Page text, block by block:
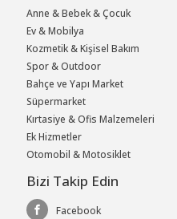
Anne & Bebek & Çocuk
Ev & Mobilya
Kozmetik & Kişisel Bakım
Spor & Outdoor
Bahçe ve Yapı Market
Süpermarket
Kırtasiye & Ofis Malzemeleri
Ek Hizmetler
Otomobil & Motosiklet
Bizi Takip Edin
Facebook